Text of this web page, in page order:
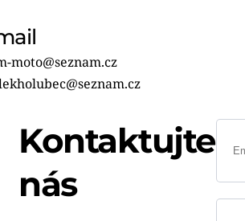
moto@seznam.cz
@seznam.cz
Kontaktujte
nás